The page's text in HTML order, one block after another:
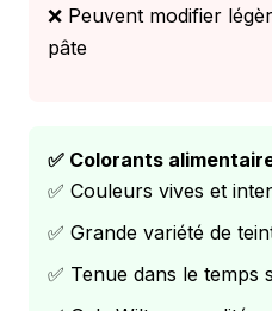
❌ Peuvent modifier
pâte
✅ Colorants
✅ Couleurs vives et
✅ Grande variété de
✅ Tenue dans le temps